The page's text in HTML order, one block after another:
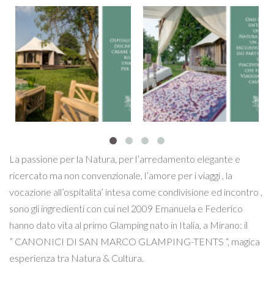
La passione per la Natura, per l’arredamento elegante e
ricercato ma non convenzionale, l’amore per i viaggi , la
vocazione all’ospitalita’ intesa come condivisione ed incontro ,
sono gli ingredienti con cui nel 2009 Emanuela e Federico
hanno dato vita al primo Glamping nato in Italia, a Mirano: il
” CANONICI DI SAN MARCO GLAMPING-TENTS “, magica
esperienza tra Natura & Cultura.